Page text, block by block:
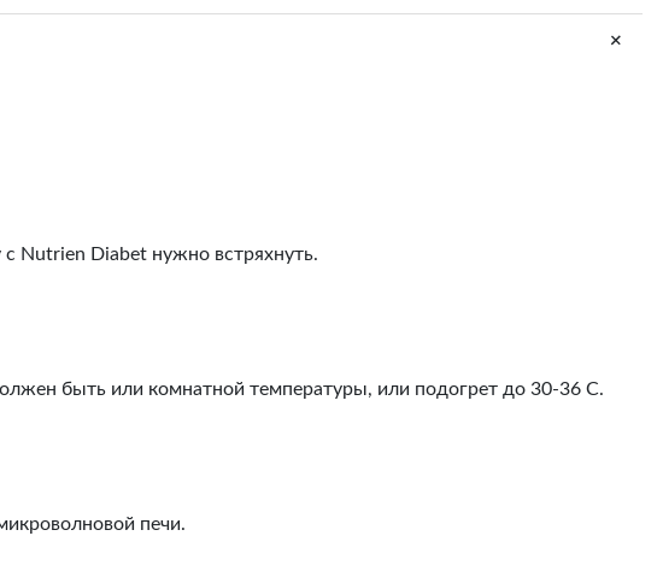
+
Nutrien Diabet нужно встряхнуть.
быть или комнатной температуры, или подогрет до 30-36 С.
печи.